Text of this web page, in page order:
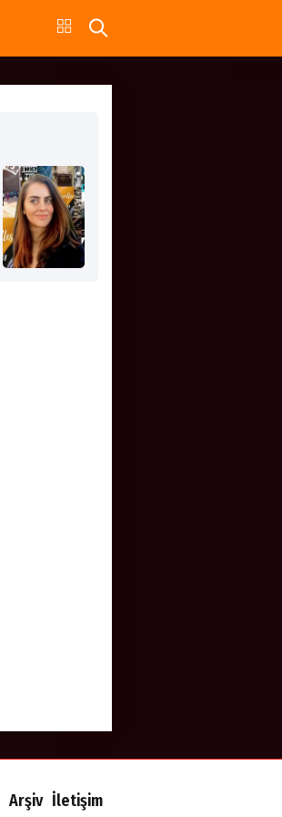
Arşiv İletişim